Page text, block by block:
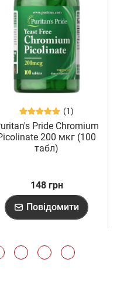
(1)
Pride Chromium
200 мкг (100
табл)
148 грн
Повідомити